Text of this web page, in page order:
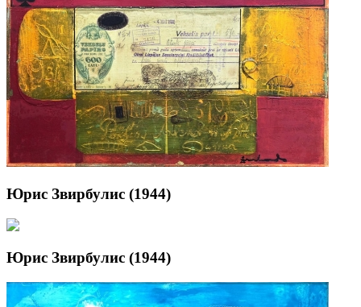
Юрис Звирбулис (1944)
Юрис Звирбулис (1944)